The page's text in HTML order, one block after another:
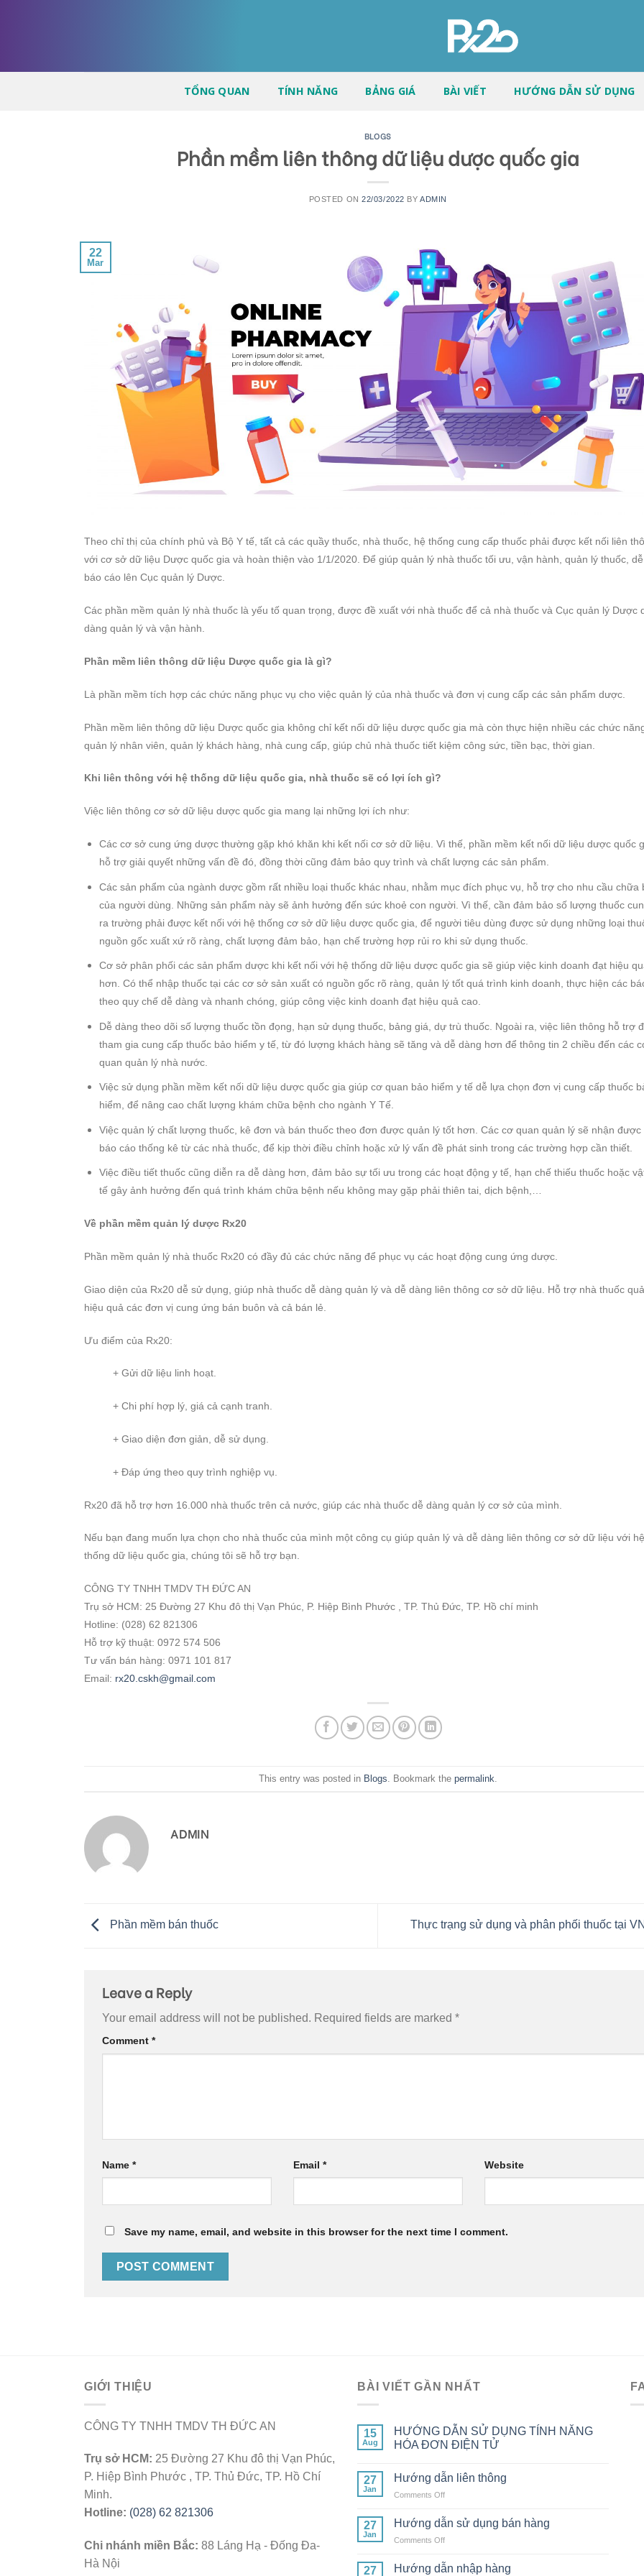
TỔNG QUAN TÍNH NĂNG BẢNG GIÁ BÀI VIẾT HƯỚNG DẪN SỬ DỤNG
BLOGS
Phần mềm liên thông dữ liệu dược quốc gia
POSTED ON22/03/2022 BYADMIN
22
Mar
Theo chỉ thị của chính phủ và Bộ Y tế, tất cả các quầy thuốc, nhà thuốc, hệ thống cung cấp thuốc phải được kết nối liên
với cơ sở dữ liệu Dược quốc gia và hoàn thiện vào 1/1/2020. Để giúp quản lý nhà thuốc tối ưu, vận hành, quản lý thuốc,
báo cáo lên Cục quản lý Dược.
Các phần mềm quản lý nhà thuốc là yếu tố quan trọng, được đề xuất với nhà thuốc để cả nhà thuốc và Cục quản lý Dược
dàng quản lý và vận hành.
Phần mềm liên thông dữ liệu Dược quốc gia là gì?
Là phần mềm tích hợp các chức năng phục vụ cho việc quản lý của nhà thuốc và đơn vị cung cấp các sản phẩm dược.
Phần mềm liên thông dữ liệu Dược quốc gia không chỉ kết nối dữ liệu dược quốc gia mà còn thực hiện nhiều các chức
quản lý nhân viên, quản lý khách hàng, nhà cung cấp, giúp chủ nhà thuốc tiết kiệm công sức, tiền bạc, thời gian.
Khi liên thông với hệ thống dữ liệu quốc gia, nhà thuốc sẽ có lợi ích gì?
Việc liên thông cơ sở dữ liệu dược quốc gia mang lại những lợi ích như:
Các cơ sở cung ứng dược thường gặp khó khăn khi kết nối cơ sở dữ liệu. Vì thế, phần mềm kết nối dữ liệu dược quốc
hỗ trợ giải quyết những vấn đề đó, đồng thời cũng đảm bảo quy trình và chất lượng các sản phẩm.
Các sản phẩm của ngành dược gồm rất nhiều loại thuốc khác nhau, nhằm mục đích phục vụ, hỗ trợ cho nhu cầu chữa
của người dùng. Những sản phẩm này sẽ ảnh hưởng đến sức khoẻ con người. Vì thế, cần đảm bảo số lượng thuốc
ra trường phải được kết nối với hệ thống cơ sở dữ liệu dược quốc gia, để người tiêu dùng được sử dụng những loại
nguồn gốc xuất xứ rõ ràng, chất lượng đảm bảo, hạn chế trường hợp rủi ro khi sử dụng thuốc.
Cơ sở phân phối các sản phẩm dược khi kết nối với hệ thống dữ liệu dược quốc gia sẽ giúp việc kinh doanh đạt hiệu
hơn. Có thể nhập thuốc tại các cơ sở sản xuất có nguồn gốc rõ ràng, quản lý tốt quá trình kinh doanh, thực hiện các
theo quy chế dễ dàng và nhanh chóng, giúp công việc kinh doanh đạt hiệu quả cao.
Dễ dàng theo dõi số lượng thuốc tồn đọng, hạn sử dụng thuốc, bảng giá, dự trù thuốc. Ngoài ra, việc liên thông hỗ trợ
tham gia cung cấp thuốc bảo hiểm y tế, từ đó lượng khách hàng sẽ tăng và dễ dàng hơn để thông tin 2 chiều đến các
quan quản lý nhà nước.
Việc sử dụng phần mềm kết nối dữ liệu dược quốc gia giúp cơ quan bảo hiểm y tế dễ lựa chọn đơn vị cung cấp thuốc
hiểm, để nâng cao chất lượng khám chữa bệnh cho ngành Y Tế.
Việc quản lý chất lượng thuốc, kê đơn và bán thuốc theo đơn được quản lý tốt hơn. Các cơ quan quản lý sẽ nhận được
báo cáo thống kê từ các nhà thuốc, để kịp thời điều chỉnh hoặc xử lý vấn đề phát sinh trong các trường hợp cần thiết.
Việc điều tiết thuốc cũng diễn ra dễ dàng hơn, đảm bảo sự tối ưu trong các hoạt động y tế, hạn chế thiếu thuốc hoặc
tế gây ảnh hưởng đến quá trình khám chữa bệnh nếu không may gặp phải thiên tai, dịch bệnh,…
Về phần mềm quản lý dược Rx20
Phần mềm quản lý nhà thuốc Rx20 có đầy đủ các chức năng để phục vụ các hoạt động cung ứng dược.
Giao diện của Rx20 dễ sử dụng, giúp nhà thuốc dễ dàng quản lý và dễ dàng liên thông cơ sở dữ liệu. Hỗ trợ nhà thuốc
hiệu quả các đơn vị cung ứng bán buôn và cả bán lẻ.
Ưu điểm của Rx20:
+ Gửi dữ liệu linh hoạt.
+ Chi phí hợp lý, giá cả cạnh tranh.
+ Giao diện đơn giản, dễ sử dụng.
+ Đáp ứng theo quy trình nghiệp vụ.
Rx20 đã hỗ trợ hơn 16.000 nhà thuốc trên cả nước, giúp các nhà thuốc dễ dàng quản lý cơ sở của mình.
Nếu bạn đang muốn lựa chọn cho nhà thuốc của mình một công cụ giúp quản lý và dễ dàng liên thông cơ sở dữ liệu với hệ
thống dữ liệu quốc gia, chúng tôi sẽ hỗ trợ bạn.
CÔNG TY TNHH TMDV TH ĐỨC AN
Trụ sở HCM: 25 Đường 27 Khu đô thị Vạn Phúc, P. Hiệp Bình Phước , TP. Thủ Đức, TP. Hồ chí minh
Hotline: (028) 62 821306
Hỗ trợ kỹ thuật: 0972 574 506
Tư vấn bán hàng: 0971 101 817
Email: rx20.cskh@gmail.com
This entry was posted in Blogs . Bookmark the permalink
ADMIN
Phần mềm bán thuốc Thực trạng sử dụng và phân phối thuốc tại
Leave a Reply
Your email address will not be published. Required fields are marked *
Comment *
Name * Email * Website
Save my name, email, and website in this browser for the next time I comment.
GIỚI THIỆU
CÔNG TY TNHH TMDV TH ĐỨC AN
Trụ sở HCM: 25 Đường 27 Khu đô thị Vạn Phúc,
P. Hiệp Bình Phước , TP. Thủ Đức, TP. Hồ Chí
Minh.
Hotline: (028) 62 821306
Chi nhánh miền Bắc: 88 Láng Hạ - Đống Đa-
Hà Nội
BÀI VIẾT GẦN NHẤT
15
Aug
HƯỚNG DẪN SỬ DỤNG TÍNH NĂNG
HÓA ĐƠN ĐIỆN TỬ
27
Jan
Hướng dẫn liên thông
Comments Offon
dẫn
thông
27
Jan
Hướng dẫn sử dụng bán hàng
Comments Offon
dẫn
27 Hướng dẫn nhập hàng